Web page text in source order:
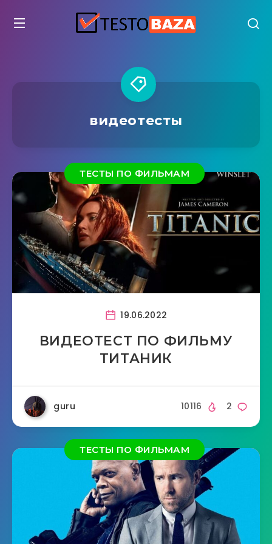
видеотесты
ТЕСТЫ ПО ФИЛЬМАМ
19.06.2022
ВИДЕОТЕСТ ПО ФИЛЬМУ
ТИТАНИК
guru 2
10116
ТЕСТЫ ПО ФИЛЬМАМ